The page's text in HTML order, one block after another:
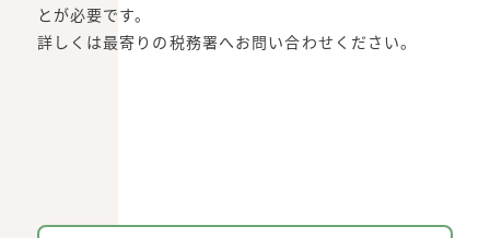
とが必要です。
詳しくは最寄りの税務署へお問い合わせください。